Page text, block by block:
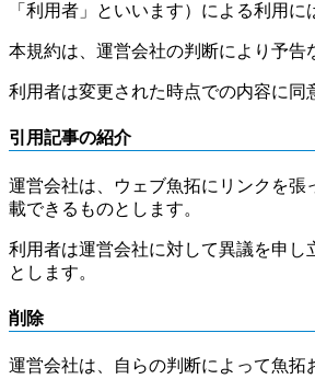
「利用者」といいます）による利用
本規約は、運営会社の判断により予告
利用者は変更された時点での内容に同
引用記事の紹介
運営会社は、ウェブ魚拓にリンクを
載できるものとします。
利用者は運営会社に対して異議を申
とします。
削除
運営会社は、自らの判断によって魚拓